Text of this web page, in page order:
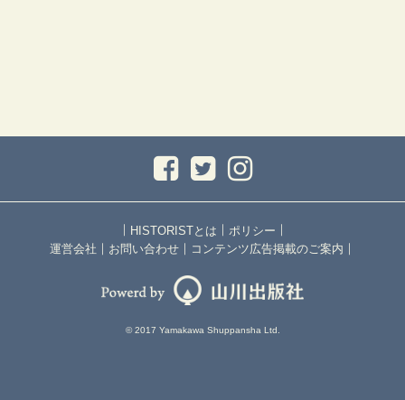
｜ HISTORISTとは ｜ ポリシー ｜
運営会社 ｜ お問い合わせ ｜ コンテンツ広告掲載のご案内 ｜
© 2017 Yamakawa Shuppansha Ltd.